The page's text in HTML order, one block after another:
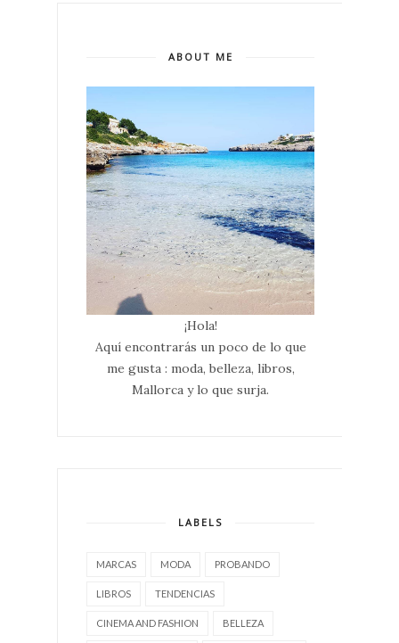
ABOUT ME
¡Hola!
Aquí encontrarás un poco de lo que
me gusta : moda, belleza, libros,
Mallorca y lo que surja.
LABELS
MARCAS MODA PROBANDO
LIBROS TENDENCIAS
CINEMA AND FASHION BELLEZA